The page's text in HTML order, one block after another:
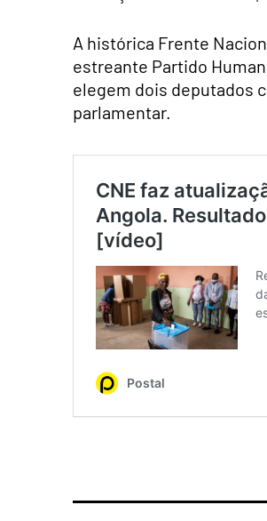
A histórica Frente
estreante Partido
elegem dois deputados
parlamentar.